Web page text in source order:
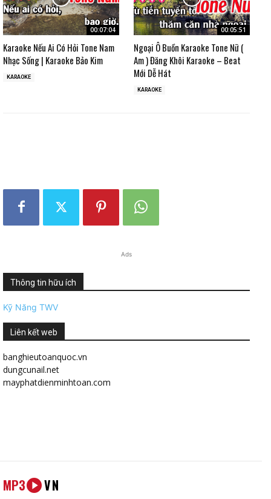
00:07:04
Karaoke Nếu Ai Có Hỏi Tone Nam
Nhạc Sống | Karaoke Bảo Kim
KARAOKE
00:05:51
Ngoại Ô Buồn Karaoke Tone Nữ (
Am ) Đăng Khôi Karaoke – Beat
Mới Dễ Hát
KARAOKE
Ads
Thông tin hữu ích
Kỹ Năng TWV
Liên kết web
banghieutoanquoc.vn
dungcunail.net
mayphatdienminhtoan.com
MP3 VN